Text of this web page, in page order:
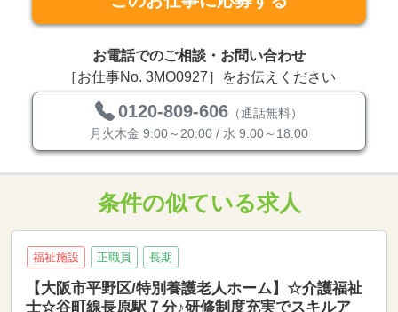
お電話でのご相談・お問い合わせ
［お仕事No. 3MO0927］をお伝えください
0120-809-606 （通話無料）
月火木金 9:00～20:00 / 水 9:00～18:00
条件の似ている求人
福祉施設 正職員 長期
【大阪市平野区/特別養護老人ホーム】☆介護福祉
士☆谷町線長原駅７分♪研修制度充実でスキルア